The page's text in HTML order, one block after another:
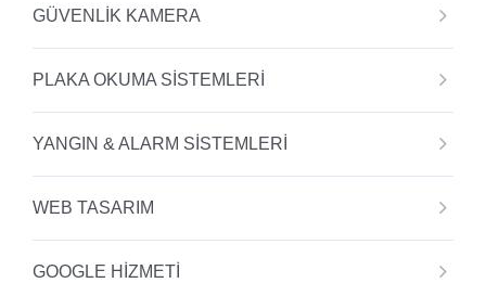
GÜVENLİK KAMERA
PLAKA OKUMA SİSTEMLERİ
YANGIN & ALARM SİSTEMLERİ
WEB TASARIM
GOOGLE HİZMETİ